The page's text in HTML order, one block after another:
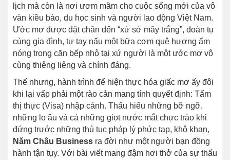
lịch mà còn là nơi ươm mầm cho cuộc sống mới của vô
vàn kiều bào, du học sinh và người lao động Việt Nam.
Ước mơ được đặt chân đến “xứ sở mây trắng”, đoàn tụ
cùng gia đình, tự tay nấu một bữa cơm quê hương ấm
nóng trong căn bếp nhỏ tại xứ người là một ước mơ vô
cùng thiêng liêng và chính đáng.
Thế nhưng, hành trình để hiện thực hóa giấc mơ ấy đôi
khi lại vấp phải một rào cản mang tính quyết định: Tấm
thị thực (Visa) nhập cảnh. Thấu hiểu những bỡ ngỡ,
những lo âu và cả những giọt nước mắt chực trào khi
đứng trước những thủ tục pháp lý phức tạp, khô khan,
Năm Châu Business ra đời như một người bạn đồng
hành tận tụy. Với bài viết mang đậm hơi thở của sự thấu